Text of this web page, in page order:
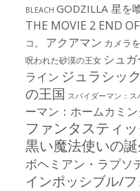
BLEACH GODZILLA 星を
THE MOVIE 2 END
コ。
アクアマン カメラ
呪われた砂漠の王女 シュ
ライン ジュラシッ
の王国 スパイダーマン：ス
ーマン：ホームカミ
ファンタスティ
黒い魔法使いの
ボヘミアン・ラプソ
インポッシブル/